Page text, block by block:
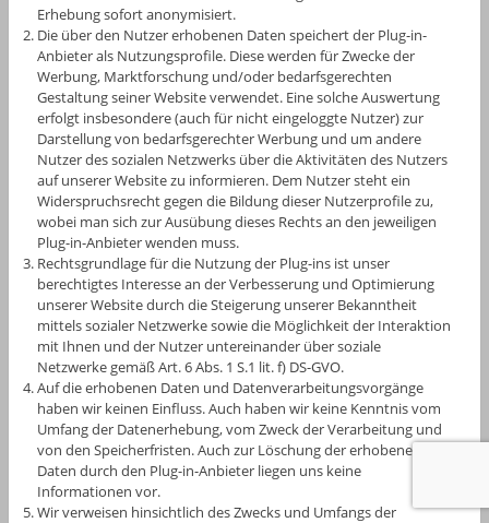
Erhebung sofort anonymisiert.
Die über den Nutzer erhobenen Daten speichert der Plug-in-
Anbieter als Nutzungsprofile. Diese werden für Zwecke der
Werbung, Marktforschung und/oder bedarfsgerechten
Gestaltung seiner Website verwendet. Eine solche Auswertung
erfolgt insbesondere (auch für nicht eingeloggte Nutzer) zur
Darstellung von bedarfsgerechter Werbung und um andere
Nutzer des sozialen Netzwerks über die Aktivitäten des Nutzers
auf unserer Website zu informieren. Dem Nutzer steht ein
Widerspruchsrecht gegen die Bildung dieser Nutzerprofile zu,
wobei man sich zur Ausübung dieses Rechts an den jeweiligen
Plug-in-Anbieter wenden muss.
Rechtsgrundlage für die Nutzung der Plug-ins ist unser
berechtigtes Interesse an der Verbesserung und Optimierung
unserer Website durch die Steigerung unserer Bekanntheit
mittels sozialer Netzwerke sowie die Möglichkeit der Interaktion
mit Ihnen und der Nutzer untereinander über soziale
Netzwerke gemäß Art. 6 Abs. 1 S.1 lit. f) DS-GVO.
Auf die erhobenen Daten und Datenverarbeitungsvorgänge
haben wir keinen Einfluss. Auch haben wir keine Kenntnis vom
Umfang der Datenerhebung, vom Zweck der Verarbeitung und
von den Speicherfristen. Auch zur Löschung der erhobenen
Daten durch den Plug-in-Anbieter liegen uns keine
Informationen vor.
Wir verweisen hinsichtlich des Zwecks und Umfangs der